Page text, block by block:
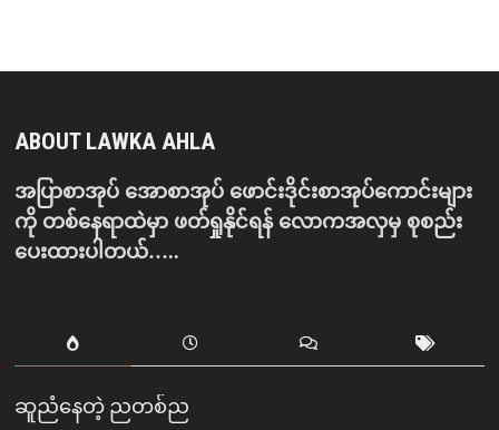
ABOUT LAWKA AHLA
အပြာစာအုပ် အောစာအုပ် ဖောင်းဒိုင်းစာအုပ်ကောင်းများ
ကို တစ်နေရာထဲမှာ ဖတ်ရှုနိုင်ရန် လောကအလှမှ စုစည်း
ပေးထားပါတယ်…..
ဆူညံနေတဲ့ ညတစ်ည